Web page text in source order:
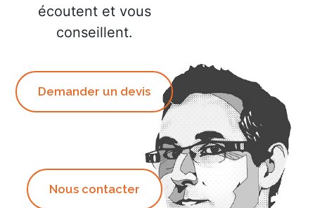
écoutent et vous
conseillent.
Demander un devis
Nous contacter